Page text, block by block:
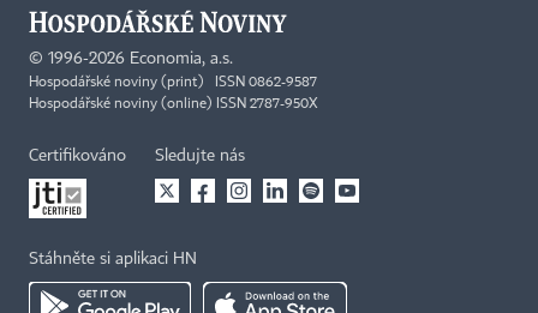
© 1996-2026 Economia, a.s.
Hospodářské noviny (print) ISSN 0862-9587
Hospodářské noviny (online) ISSN 2787-950X
Certifikováno Sledujte nás
Stáhněte si aplikaci HN